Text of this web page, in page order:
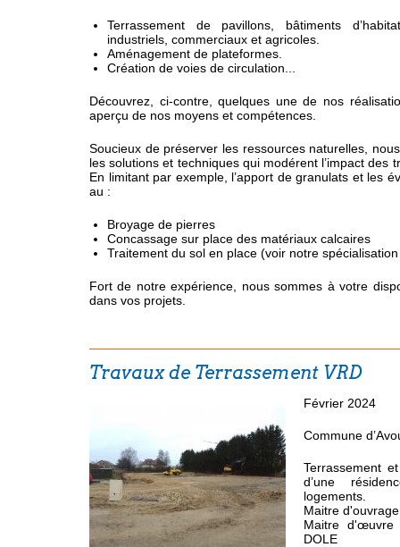
Terrassement de pavillons, bâtiments
industriels, commerciaux et agricoles.
Aménagement de plateformes.
Création de voies de circulation...
Découvrez, ci-contre, quelques une de nos
aperçu de nos moyens et compétences.
Soucieux de préserver les ressources naturelles,
les solutions et techniques qui modérent l’impact des
En limitant par exemple, l’apport de granulats et les
au :
Broyage de pierres
Concassage sur place des matériaux calcaires
Traitement du sol en place (voir notre
Fort de notre expérience, nous sommes à votre
dans vos projets.
Travaux de Terrassement VRD
Février 2024
Commune
Terrassement
d’une
logements.
Maitre
Maitre d'œuvre
DOLE